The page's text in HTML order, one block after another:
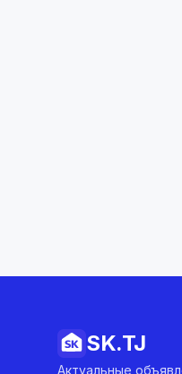
SK.TJ
Актуальные